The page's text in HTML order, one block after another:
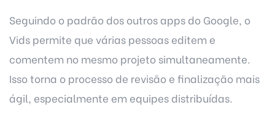
Seguindo o padrão dos outros apps do Google, o
Vids permite que várias pessoas editem e
comentem no mesmo projeto simultaneamente.
Isso torna o processo de revisão e finalização mais
ágil, especialmente em equipes distribuídas.